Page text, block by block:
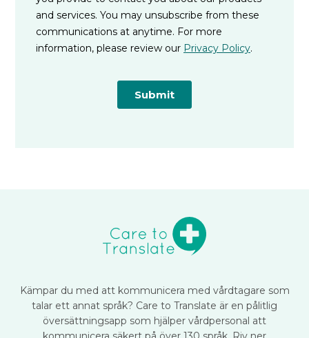
Kämpar du med att kommunicera med vårdtagare som
talar ett annat språk? Care to Translate är en pålitlig
översättningsapp som hjälper vårdpersonal att